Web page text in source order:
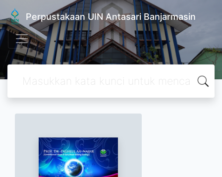
Perpustakaan UIN Antasari Banjarmasin